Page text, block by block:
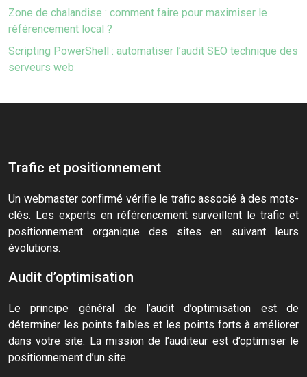
Zone de chalandise : comment faire pour maximiser le
référencement local ?
Scripting PowerShell : automatiser l’audit SEO technique des
serveurs web
Trafic et positionnement
Un webmaster confirmé vérifie le trafic associé à des mots-
clés. Les experts en référencement surveillent le trafic et
positionnement organique des sites en suivant leurs
évolutions.
Audit d’optimisation
Le principe général de l’audit d’optimisation est de
déterminer les points faibles et les points forts à améliorer
dans votre site. La mission de l’auditeur est d’optimiser le
positionnement d’un site.